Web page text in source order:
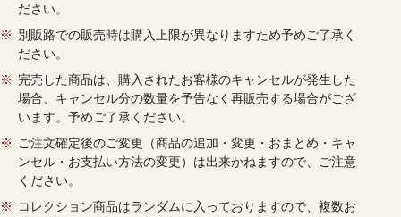
ださい。
※ 別販路での販売時は購入上限が異なりますため予めご了承く
ださい。
※ 完売した商品は、購入されたお客様のキャンセルが発生した
場合、キャンセル分の数量を予告なく再販売する場合がござ
います。予めご了承ください。
※
ご注文確定後のご変更（商品の追加・変更・おまとめ・キャ
ンセル・お支払い方法の変更）は出来かねますので、ご注意
ください。
※
コレクション商品はランダムに入っておりますので、複数お